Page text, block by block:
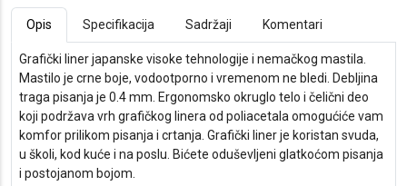
Opis Specifikacija Sadržaji Komentari
Grafički liner japanske visoke tehnologije i nemačkog mastila.
Mastilo je crne boje, vodootporno i vremenom ne bledi. Debljina
traga pisanja je 0.4 mm. Ergonomsko okruglo telo i čelični deo
koji podržava vrh grafičkog linera od poliacetala omogućiće vam
komfor prilikom pisanja i crtanja. Grafički liner je koristan svuda,
u školi, kod kuće i na poslu. Bićete oduševljeni glatkoćom pisanja
i postojanom bojom.